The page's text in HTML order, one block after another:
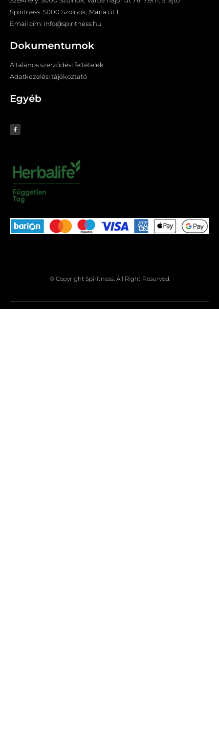
Spiritness: 5000 Szolnok, Mária út 1.
Email cím: info@spiritness.hu
Dokumentumok
Általános szerződési feltételek
Adatkezelési tájékoztató
Egyéb
© Copyright Spiritness. All Right Reserved.